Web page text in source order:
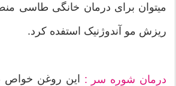
میتوان برای درمان خانگی طاسی
ریزش مو آندوژنیک استفده کرد.
درمان شوره سر : این روغن